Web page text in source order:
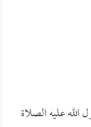
عليه الصلاة